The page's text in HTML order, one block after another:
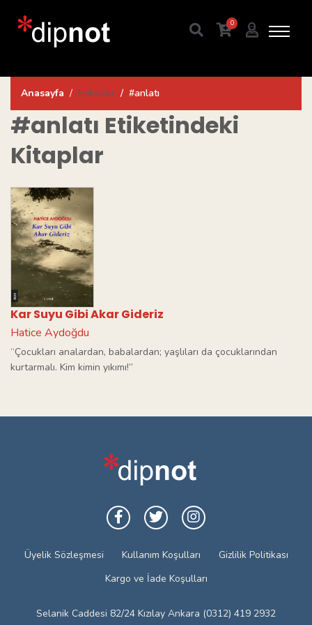
0
Anasayfa Etiketler #anlatı
#anlatı Etiketindeki
Kitaplar
Kar Suyu Gibi Akar Gideriz
Hatice Aydoğdu
“Çocukları analardan, babalardan; yaşlıları da çocuklarından
kurtarmalı. Kim kimin yıkımı!”
Üyelik Sözleşmesi Kullanım Koşulları
Gizlilik Politikası
Kargo ve İade Koşulları
Selanik Caddesi 82/24 Kızılay Ankara (0312) 419 2932